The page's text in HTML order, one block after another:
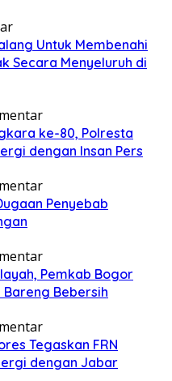
Untuk Membenahi
Secara Menyeluruh di
ke-80, Polresta
dengan Insan Pers
Penyebab
Pemkab Bogor
Bebersih
Tegaskan FRN
dengan Jabar